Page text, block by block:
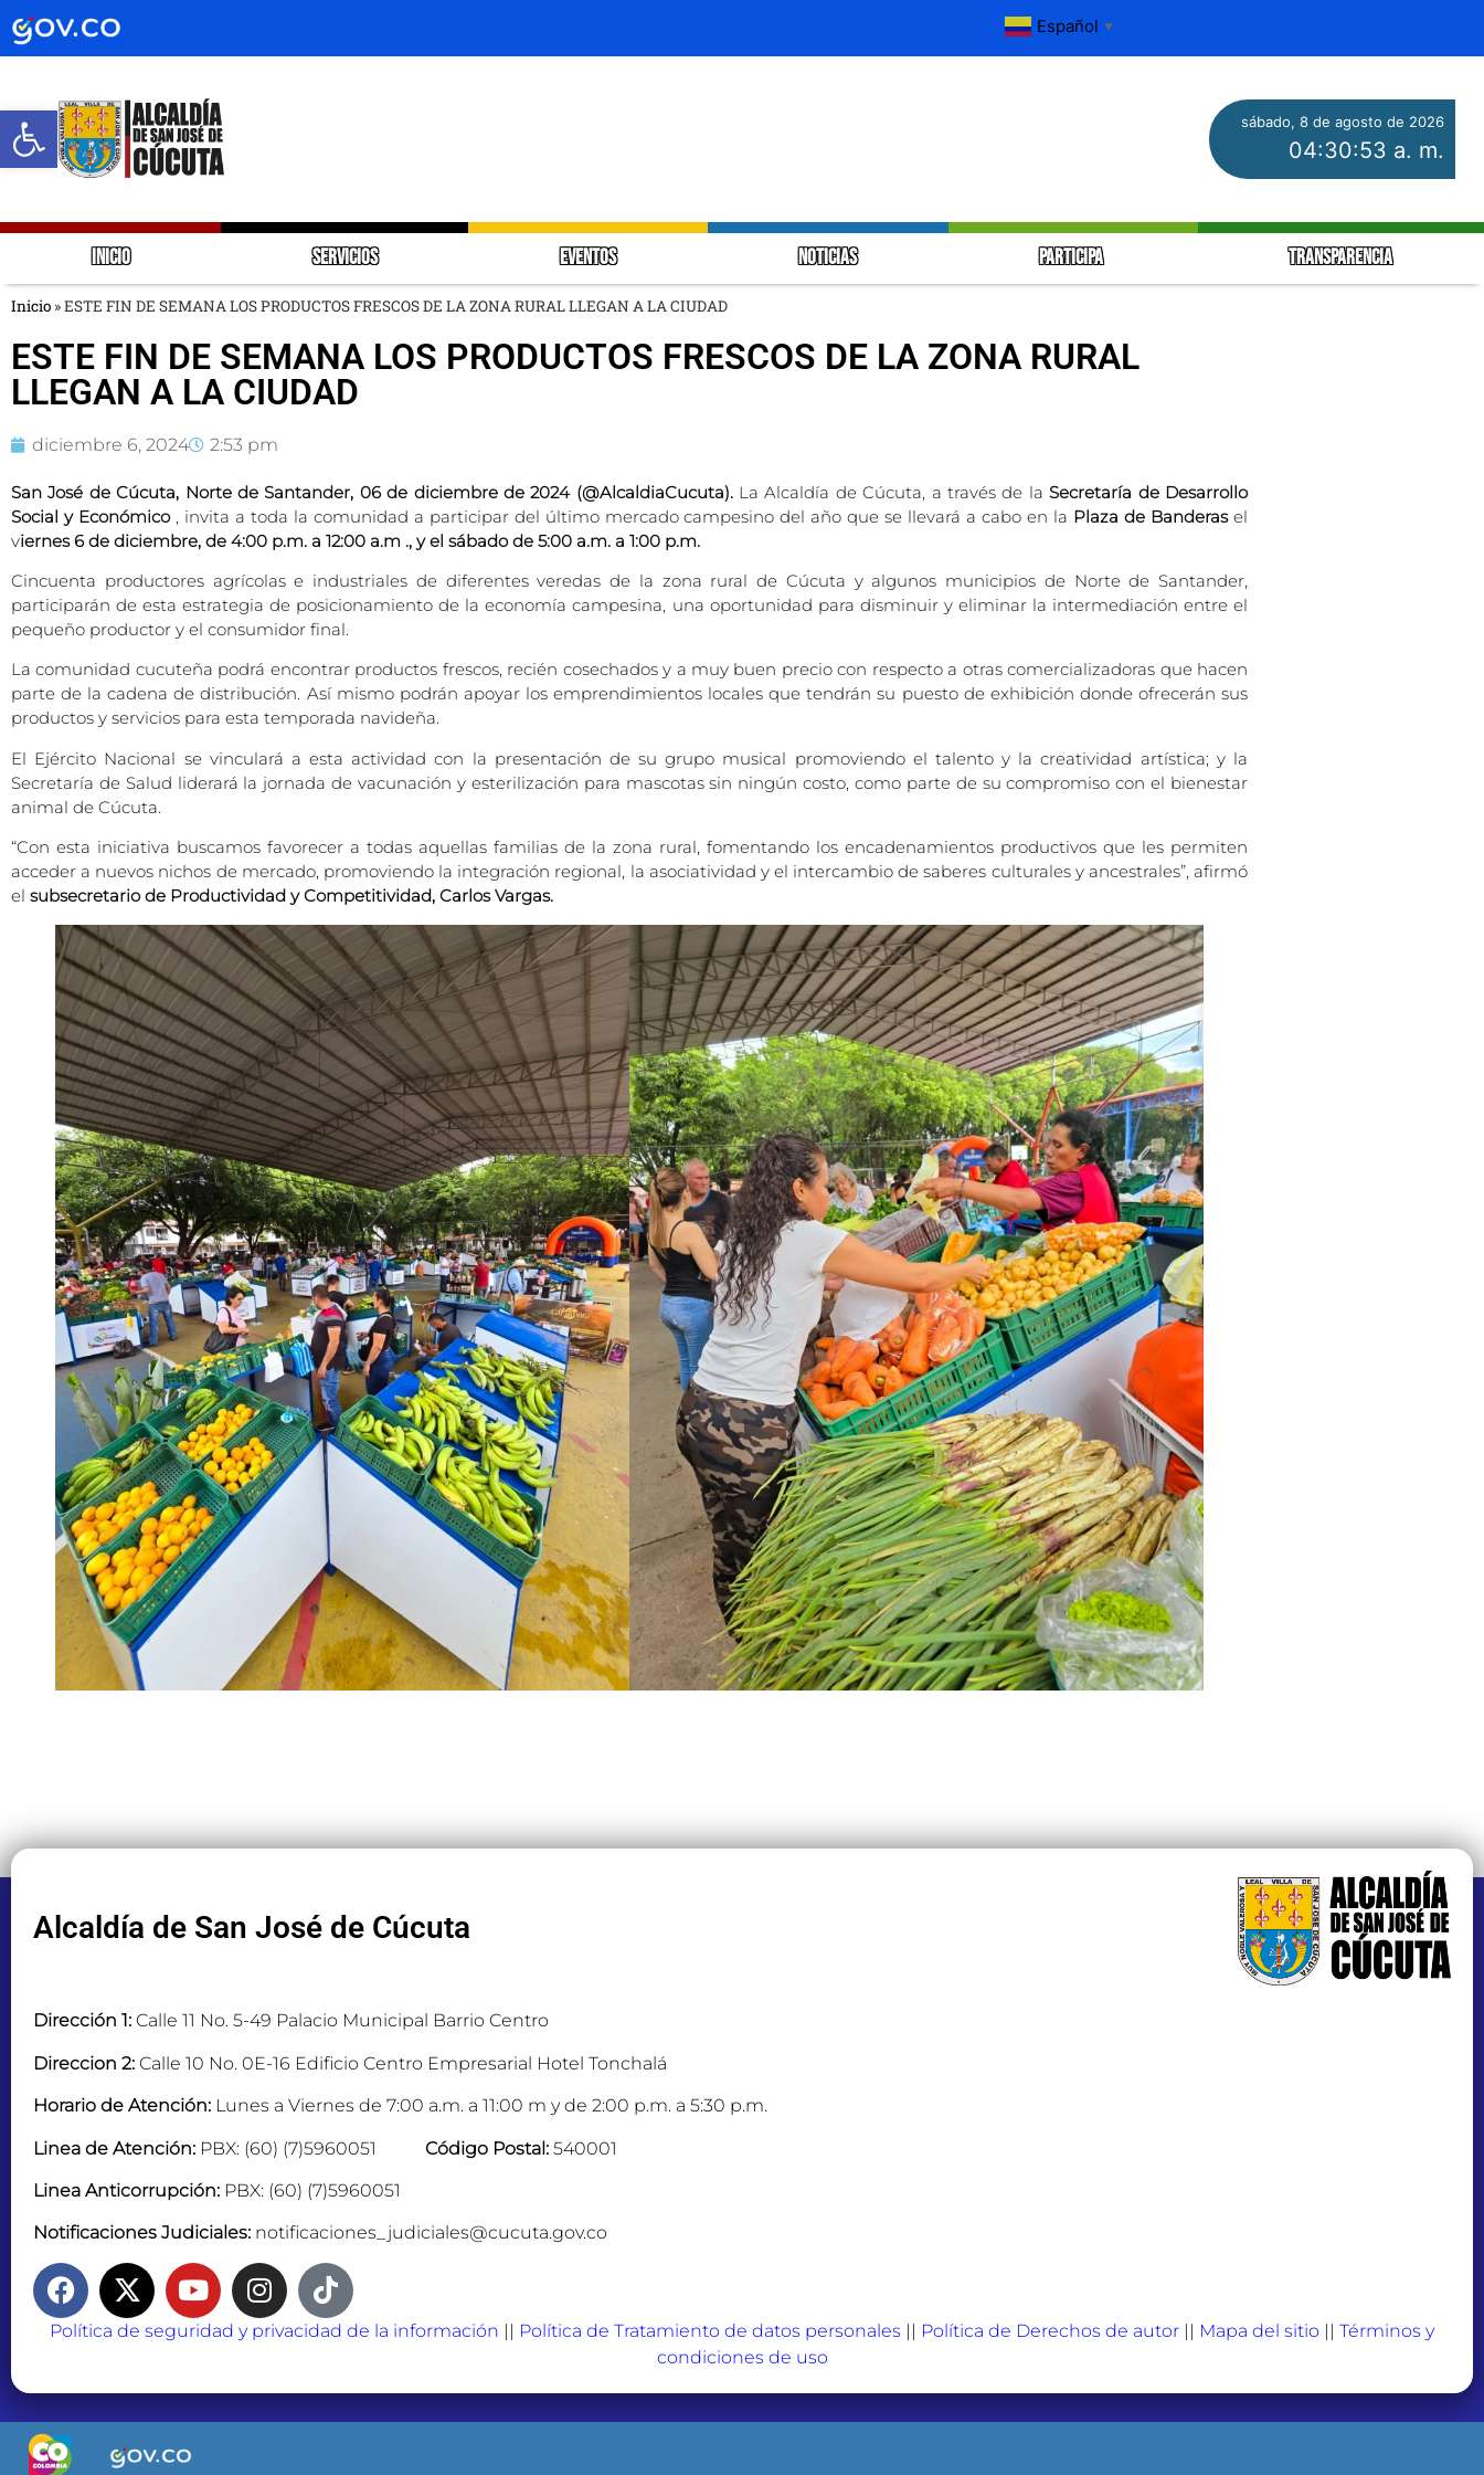
Abrir barra de herramientas
Español ▼
sábado, 8 de agosto de 2026
04:30:54 a. m.
INICIO SERVICIOS EVENTOS NOTICIAS PARTICIPA TRANSPARENCIA
Inicio »ESTE FIN DE SEMANA LOS PRODUCTOS FRESCOS DE LA ZONA RURAL LLEGAN A LA CIUDAD
ESTE FIN DE SEMANA LOS PRODUCTOS FRESCOS DE LA ZONA RURAL
LLEGAN A LA CIUDAD
diciembre 6, 2024 2:53 pm
San José de Cúcuta, Norte de Santander, 06 de diciembre de 2024 (@AlcaldiaCucuta).La Alcaldía de Cúcuta, a través de laSecretaría de Desarrollo
Social y Económico, invita a toda la comunidad a participar del último mercado campesino del año que se llevará a cabo en la Plaza de Banderasel
viernes 6 de diciembre, de 4:00 p.m. a 12:00 a.m ., y el sábado de 5:00 a.m. a 1:00 p.m.
Cincuenta productores agrícolas e industriales de diferentes veredas de la zona rural de Cúcuta y algunos municipios de Norte de Santander,
participarán de esta estrategia de posicionamiento de la economía campesina, una oportunidad para disminuir y eliminar la intermediación entre el
pequeño productor y el consumidor final.
La comunidad cucuteña podrá encontrar productos frescos, recién cosechados y a muy buen precio con respecto a otras comercializadoras que hacen
parte de la cadena de distribución. Así mismo podrán apoyar los emprendimientos locales que tendrán su puesto de exhibición donde ofrecerán sus
productos y servicios para esta temporada navideña.
El Ejército Nacional se vinculará a esta actividad con la presentación de su grupo musical promoviendo el talento y la creatividad artística; y la
Secretaría de Salud liderará la jornada de vacunación y esterilización para mascotas sin ningún costo, como parte de su compromiso con el bienestar
animal de Cúcuta.
“Con esta iniciativa buscamos favorecer a todas aquellas familias de la zona rural, fomentando los encadenamientos productivos que les permiten
acceder a nuevos nichos de mercado, promoviendo la integración regional, la asociatividad y el intercambio de saberes culturales y ancestrales”, afirmó
el subsecretario de Productividad y Competitividad, Carlos Vargas.
Alcaldía de San José de Cúcuta
Dirección 1: Calle 11 No. 5-49 Palacio Municipal Barrio Centro
Direccion 2: Calle 10 No. 0E-16 Edificio Centro Empresarial Hotel Tonchalá
Horario de Atención: Lunes a Viernes de 7:00 a.m. a 11:00 m y de 2:00 p.m. a 5:30 p.m.
Linea de Atención: PBX: (60) (7)5960051 Código Postal: 540001
Linea Anticorrupción: PBX: (60) (7)5960051
Notificaciones Judiciales: notificaciones_judiciales@cucuta.gov.co
Política de seguridad y privacidad de la información || Política de Tratamiento de datos personales || Política de Derechos de autor || Mapa del sitio || Términos y
condiciones de uso